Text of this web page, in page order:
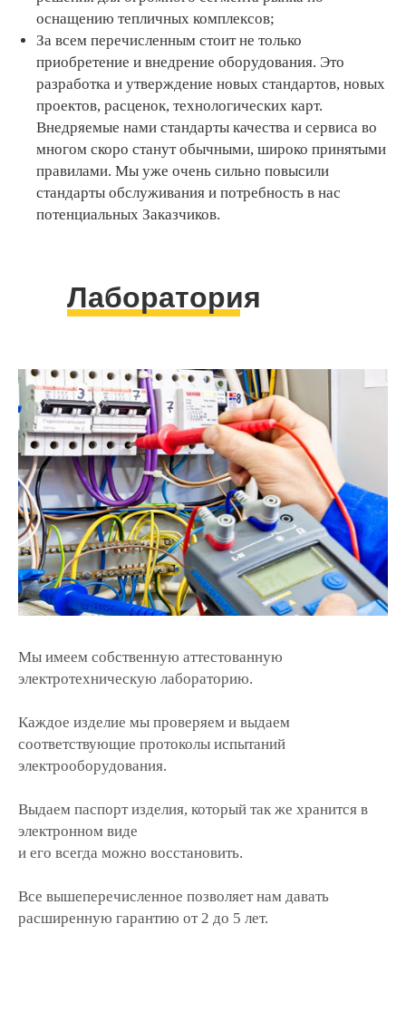
оснащению тепличных комплексов;
За всем перечисленным стоит не только
приобретение и внедрение оборудования. Это
разработка и утверждение новых стандартов, новых
проектов, расценок, технологических карт.
Внедряемые нами стандарты качества и сервиса во
многом скоро станут обычными, широко принятыми
правилами. Мы уже очень сильно повысили
стандарты обслуживания и потребность в нас
потенциальных Заказчиков.
Лаборатория
Мы имеем собственную аттестованную
электротехническую лабораторию.
Каждое изделие мы проверяем и выдаем
соответствующие протоколы испытаний
электрооборудования.
Выдаем паспорт изделия, который так же хранится в
электронном виде
и его всегда можно восстановить.
Все вышеперечисленное позволяет нам давать
расширенную гарантию от 2 до 5 лет.